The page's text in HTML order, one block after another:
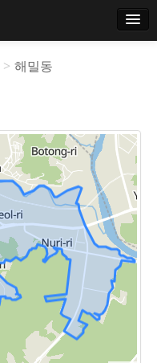
> 해밀동